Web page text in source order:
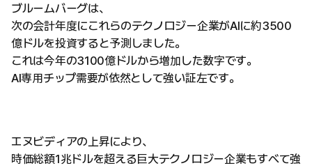
ブルームバーグは、
次の会計年度にこれらのテクノロジー企業がAIに約3500
億ドルを投資すると予測しました。
これは今年の3100億ドルから増加した数字です。
AI専用チップ需要が依然として強い証左です。
エヌビディアの上昇により、
時価総額1兆ドルを超える巨大テクノロジー企業もすべて強